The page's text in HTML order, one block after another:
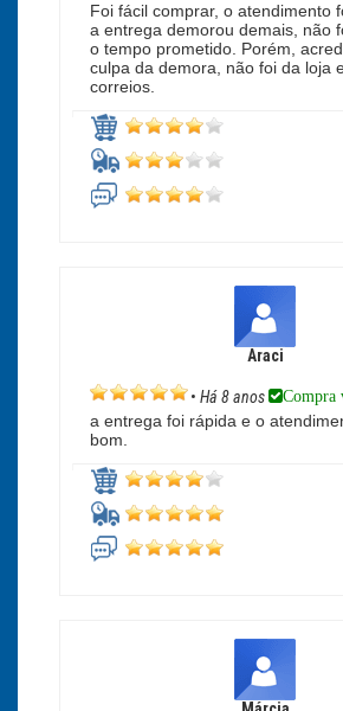
Foi fácil comprar, o atendimento
a entrega demorou demais, não
o tempo prometido. Porém,
culpa da demora, não foi da loja
correios.
Araci
• Há 8 anos Compra
a entrega foi rápida e o
bom.